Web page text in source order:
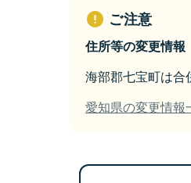
ご注意
住所等の変更情報
海部郡七宝町は合
愛知県の変更情報